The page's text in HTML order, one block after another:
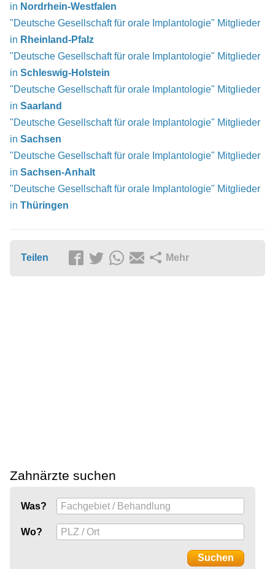
in Nordrhein-Westfalen
"Deutsche Gesellschaft für orale Implantologie" Mitglieder
in Rheinland-Pfalz
"Deutsche Gesellschaft für orale Implantologie" Mitglieder
in Schleswig-Holstein
"Deutsche Gesellschaft für orale Implantologie" Mitglieder
in Saarland
"Deutsche Gesellschaft für orale Implantologie" Mitglieder
in Sachsen
"Deutsche Gesellschaft für orale Implantologie" Mitglieder
in Sachsen-Anhalt
"Deutsche Gesellschaft für orale Implantologie" Mitglieder
in Thüringen
Teilen Mehr
Zahnärzte suchen
Was?
Wo?